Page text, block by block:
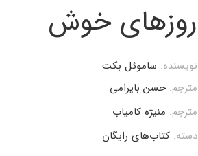
روزهای خوش
نویسنده: ساموئل بکت
مترجم:حسن بایرامی
مترجم: منیژه کامیاب
دسته: کتاب‌های رایگان